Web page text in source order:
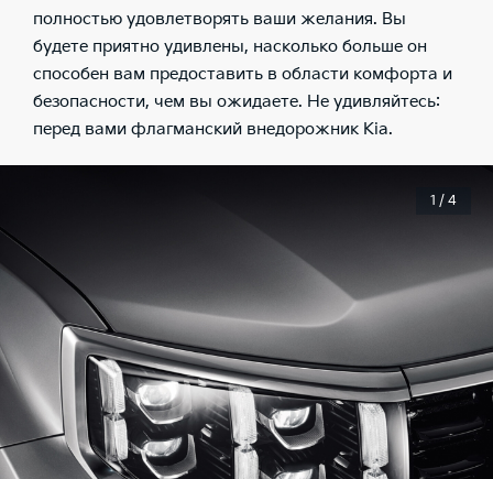
полностью удовлетворять ваши желания. Вы
будете приятно удивлены, насколько больше он
способен вам предоставить в области комфорта и
безопасности, чем вы ожидаете. Не удивляйтесь:
перед вами флагманский внедорожник Kia.
1 / 4